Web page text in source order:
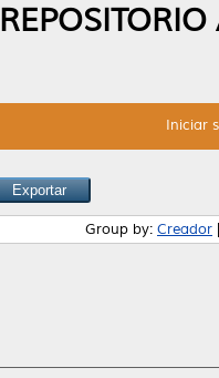
Iniciar
Group by: Creador